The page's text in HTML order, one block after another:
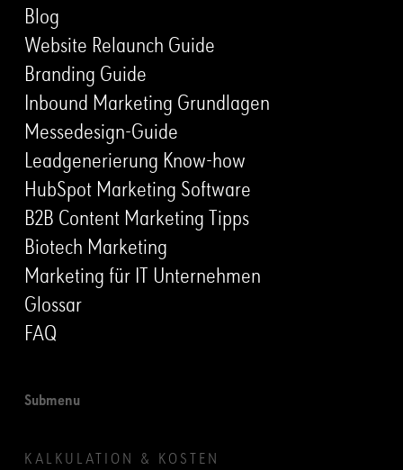
Blog
Website Relaunch Guide
Branding Guide
Inbound Marketing Grundlagen
Messedesign-Guide
Leadgenerierung Know-how
HubSpot Marketing Software
B2B Content Marketing Tipps
Biotech Marketing
Marketing für IT Unternehmen
Glossar
FAQ
Submenu
KALKULATION & KOSTEN